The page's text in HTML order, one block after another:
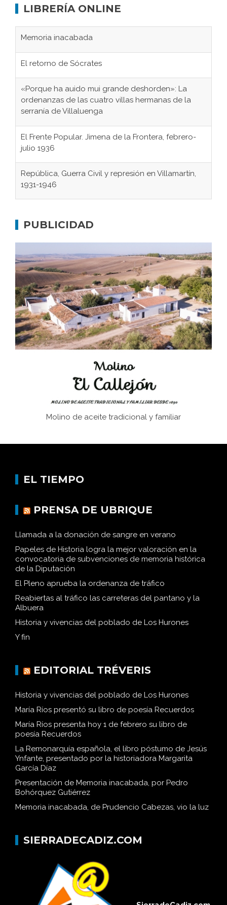
LIBRERÍA ONLINE
Memoria inacabada
El retorno de Sócrates
«Porque ha auido mui grande deshorden»: La
ordenanzas de las cuatro villas hermanas de la
serranía de Villaluenga
El Frente Popular. Jimena de la Frontera, febrero-
julio 1936
República, Guerra Civil y represión en Villamartín,
1931-1946
concentración nazis
Bornos
El Frente Popular. Ubrique, febrero-julio 1936
Juntar las letras. La alfabetización en el campo: del
afán de saber a la autogestión
Historia y vivencias del poblado de Los Hurones
PUBLICIDAD
Molino de aceite tradicional y familiar
EL TIEMPO
PRENSA DE UBRIQUE
Llamada a la donación de sangre en verano
Papeles de Historia logra la mejor valoración en la
convocatoria de subvenciones de memoria histórica
de la Diputación
El Pleno aprueba la ordenanza de tráfico
Reabiertas al tráfico las carreteras del pantano y la
Albuera
Historia y vivencias del poblado de Los Hurones
Y fin
EDITORIAL TRÉVERIS
Historia y vivencias del poblado de Los Hurones
María Ríos presentó su libro de poesía Recuerdos
María Ríos presenta hoy 1 de febrero su libro de
poesía Recuerdos
La Remonarquía española, el libro póstumo de Jesús
Ynfante, presentado por la historiadora Margarita
García Díaz
Presentación de Memoria inacabada, por Pedro
Bohórquez Gutiérrez
Memoria inacabada, de Prudencio Cabezas, vio la luz
SIERRADECADIZ.COM